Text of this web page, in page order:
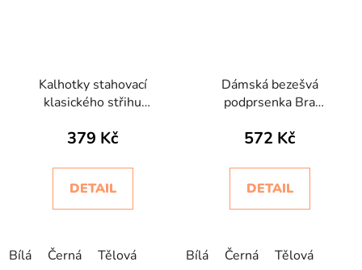
Kalhotky stahovací
klasického střihu
Intimidea
379 Kč
DETAIL
Bílá Černá Tělová
Dámská bezešvá
podprsenka Bra
Intimidea
572 Kč
DETAIL
Bílá Černá Tělová